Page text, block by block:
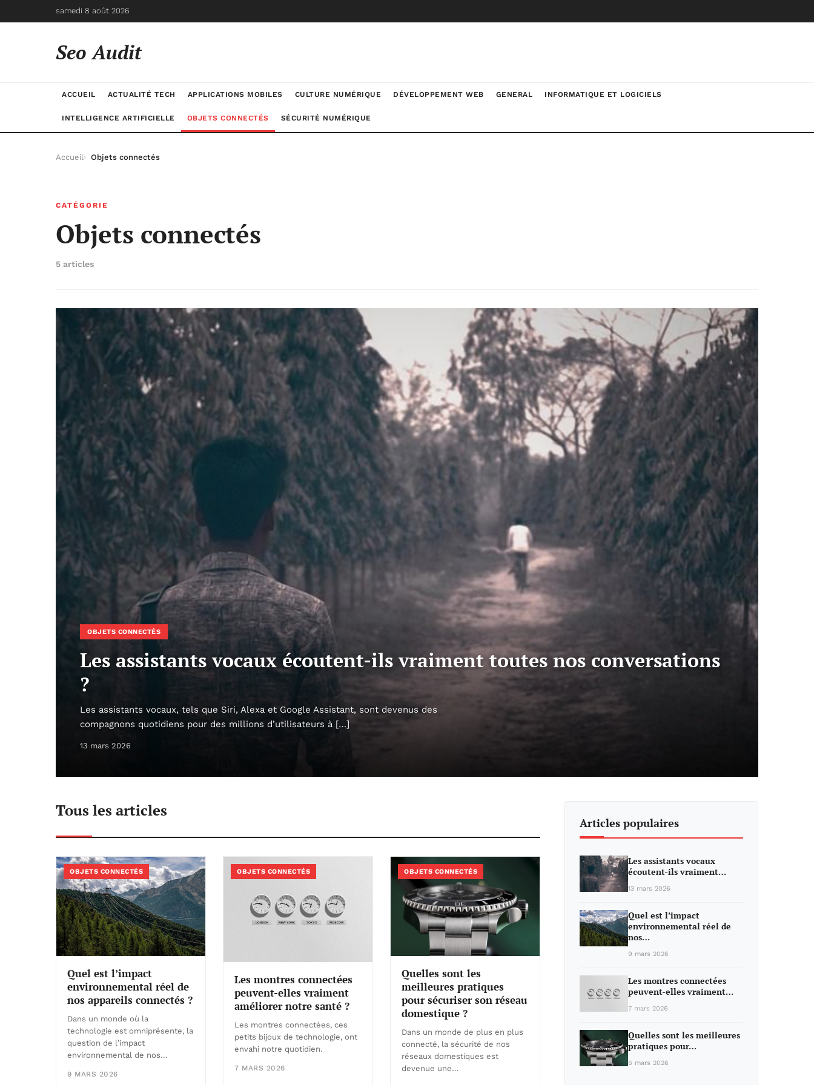
samedi 8 août 2026
Seo Audit
ACCUEIL ACTUALITÉ TECH APPLICATIONS MOBILES CULTURE NUMÉRIQUE DÉVELOPPEMENT WEB GENERAL INFORMATIQUE ET LOGICIELS
INTELLIGENCE ARTIFICIELLE OBJETS CONNECTÉS SÉCURITÉ NUMÉRIQUE
Accueil Objets connectés
CATÉGORIE
Objets connectés
5 articles
OBJETS CONNECTÉS
Les assistants vocaux écoutent-ils vraiment toutes nos conversations
?
Les assistants vocaux, tels que Siri, Alexa et Google Assistant, sont devenus des
compagnons quotidiens pour des millions d’utilisateurs à […]
13 mars 2026
Tous les articles
OBJETS CONNECTÉS
Quel est l’impact
environnemental réel de
nos appareils connectés ?
Dans un monde où la
technologie est omniprésente, la
question de l’impact
environnemental de nos…
9 MARS 2026
OBJETS CONNECTÉS
Les montres connectées
peuvent-elles vraiment
améliorer notre santé ?
Les montres connectées, ces
petits bijoux de technologie, ont
envahi notre quotidien.
7 MARS 2026
OBJETS CONNECTÉS
Quelles sont les
meilleures pratiques
pour sécuriser son réseau
domestique ?
Dans un monde de plus en plus
connecté, la sécurité de nos
réseaux domestiques est
devenue une…
Articles populaires
Les assistants vocaux
écoutent-ils vraiment…
13 mars 2026
Quel est l’impact
environnemental réel de
nos…
9 mars 2026
Les montres connectées
peuvent-elles vraiment…
7 mars 2026
Quelles sont les meilleures
pratiques pour…
6 mars 2026